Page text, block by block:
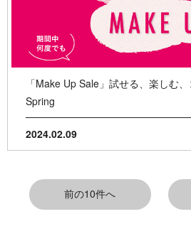
「Make Up Sale」試せる、楽しむ
Spring
2024.02.09